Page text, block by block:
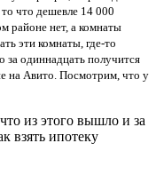
что дешевле 14 000
районе нет, а комнаты
эти комнаты, где-то
одиннадцать получится
на Авито. Посмотрим, что у
из этого вышло и за
взять ипотеку